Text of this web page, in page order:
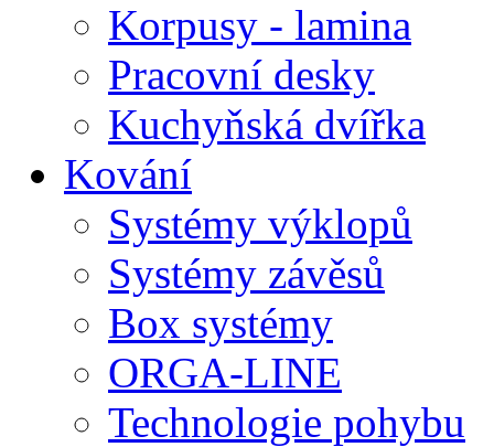
Korpusy - lamina
Pracovní desky
Kuchyňská dvířka
Kování
Systémy výklopů
Systémy závěsů
Box systémy
ORGA-LINE
Technologie pohybu